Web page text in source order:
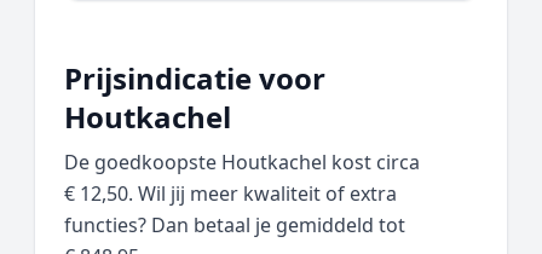
Prijsindicatie voor
Houtkachel
De goedkoopste Houtkachel kost circa
€ 12,50. Wil jij meer kwaliteit of extra
functies? Dan betaal je gemiddeld tot